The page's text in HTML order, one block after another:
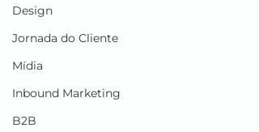
Design
Jornada do Cliente
Mídia
Inbound Marketing
B2B